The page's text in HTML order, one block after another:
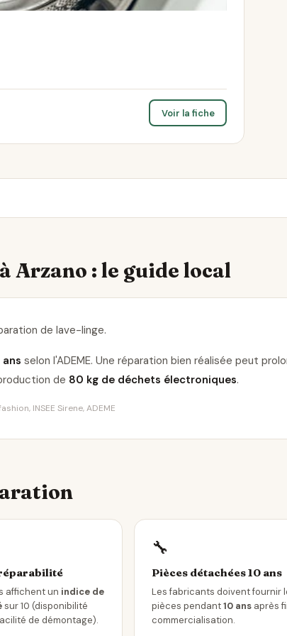
Voir la fiche
Arzano : le guide local
de lave-linge.
ans selon l'ADEME. Une réparation bien réalisée peut
de 80 kg de déchets électroniques.
INSEE Sirene, ADEME
affichent un indice de
sur 10 (disponibilité
de démontage).
🔧
Pièces détachées 10 ans
Les fabricants doivent fournir
pièces pendant10 ans après
commercialisation.